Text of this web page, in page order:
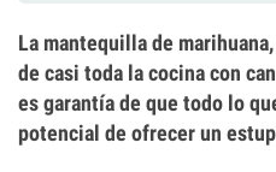
La mantequilla de
de casi toda la cocina con
es garantía de que todo lo
potencial de ofrecer un